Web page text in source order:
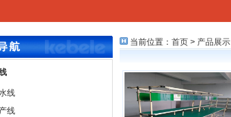
线
线
当前位置： 首页 > 产品展示